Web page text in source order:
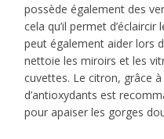
possède également des
cela qu’il permet
peut également aider lors
nettoie les miroirs et les
cuvettes. Le citron, grâce
d’antioxydants est
pour apaiser les gorges